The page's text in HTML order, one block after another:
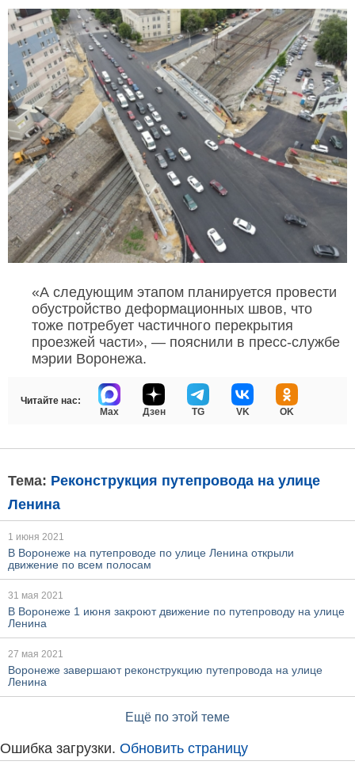
«А следующим этапом планируется провести
обустройство деформационных швов, что
тоже потребует частичного перекрытия
проезжей части», — пояснили в пресс-службе
мэрии Воронежа.
Читайте нас:
Max
Дзен TG VK OK
Тема: Реконструкция путепровода на улице
Ленина
1 июня 2021
В Воронеже на путепроводе по улице Ленина открыли
движение по всем полосам
31 мая 2021
В Воронеже 1 июня закроют движение по путепроводу на улице
Ленина
27 мая 2021
Воронеже завершают реконструкцию путепровода на улице
Ленина
Ещё по этой теме
Ошибка загрузки. Обновить страницу